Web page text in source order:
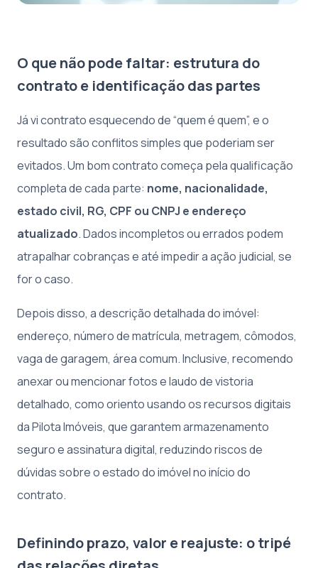
O que não pode faltar: estrutura do
contrato e identificação das partes
Já vi contrato esquecendo de “quem é quem”, e o
resultado são conflitos simples que poderiam ser
evitados. Um bom contrato começa pela qualificação
completa de cada parte: nome, nacionalidade,
estado civil, RG, CPF ou CNPJ e endereço
atualizado. Dados incompletos ou errados podem
atrapalhar cobranças e até impedir a ação judicial, se
for o caso.
Depois disso, a descrição detalhada do imóvel:
endereço, número de matrícula, metragem, cômodos,
vaga de garagem, área comum. Inclusive, recomendo
anexar ou mencionar fotos e laudo de vistoria
detalhado, como oriento usando os recursos digitais
da Pilota Imóveis, que garantem armazenamento
seguro e assinatura digital, reduzindo riscos de
dúvidas sobre o estado do imóvel no início do
contrato.
Definindo prazo, valor e reajuste: o tripé